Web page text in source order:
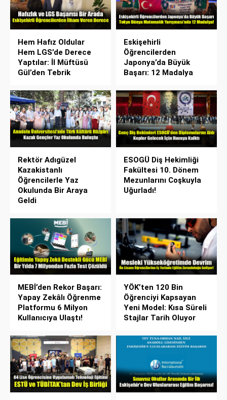
Hem Hafız Oldular
Hem LGS’de Derece
Yaptılar: İl Müftüsü
Gül’den Tebrik
Eskişehirli
Öğrencilerden
Japonya’da Büyük
Başarı: 12 Madalya
Rektör Adıgüzel
Kazakistanlı
Öğrencilerle Yaz
Okulunda Bir Araya
Geldi
ESOGÜ Diş Hekimliği
Fakültesi 10. Dönem
Mezunlarını Coşkuyla
Uğurladı!
MEBİ’den Rekor Başarı:
Yapay Zekâlı Öğrenme
Platformu 6 Milyon
Kullanıcıya Ulaştı!
YÖK’ten 120 Bin
Öğrenciyi Kapsayan
Yeni Model: Kısa Süreli
Stajlar Tarih Oluyor